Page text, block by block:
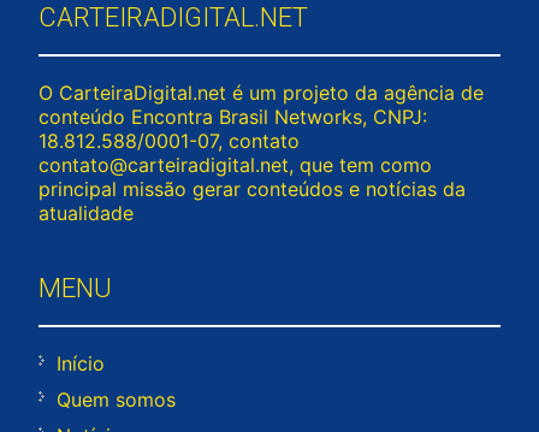
CARTEIRADIGITAL.NET
O CarteiraDigital.net é um projeto da agência de
conteúdo Encontra Brasil Networks, CNPJ:
18.812.588/0001-07, contato
contato@carteiradigital.net, que tem como
principal missão gerar conteúdos e notícias da
atualidade
MENU
Início
Quem somos